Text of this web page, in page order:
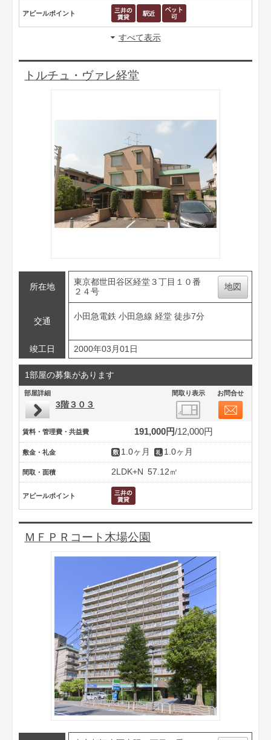
アピールポイント
すべて表示
トルチュ・ヴァレ経堂
所在地
東京都世田谷区経堂３丁目１０番
２４号
地図
交通
小田急電鉄 小田急線 経堂 徒歩7分
竣工日 2000年03月01日
1部屋の募集があります
部屋詳細 間取り表示 お問合せ
3階３０３
賃料・管理費・共益費 191,000円 12,000円
敷金・礼金 1.0ヶ月 1.0ヶ月
間取・面積 2LDK+N 57.12㎡
アピールポイント
ＭＦＰＲコート木場公園